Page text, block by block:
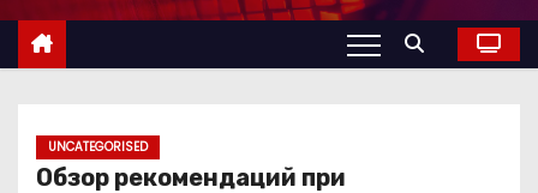
с
UNCATEGORISED
Обзор рекомендаций при